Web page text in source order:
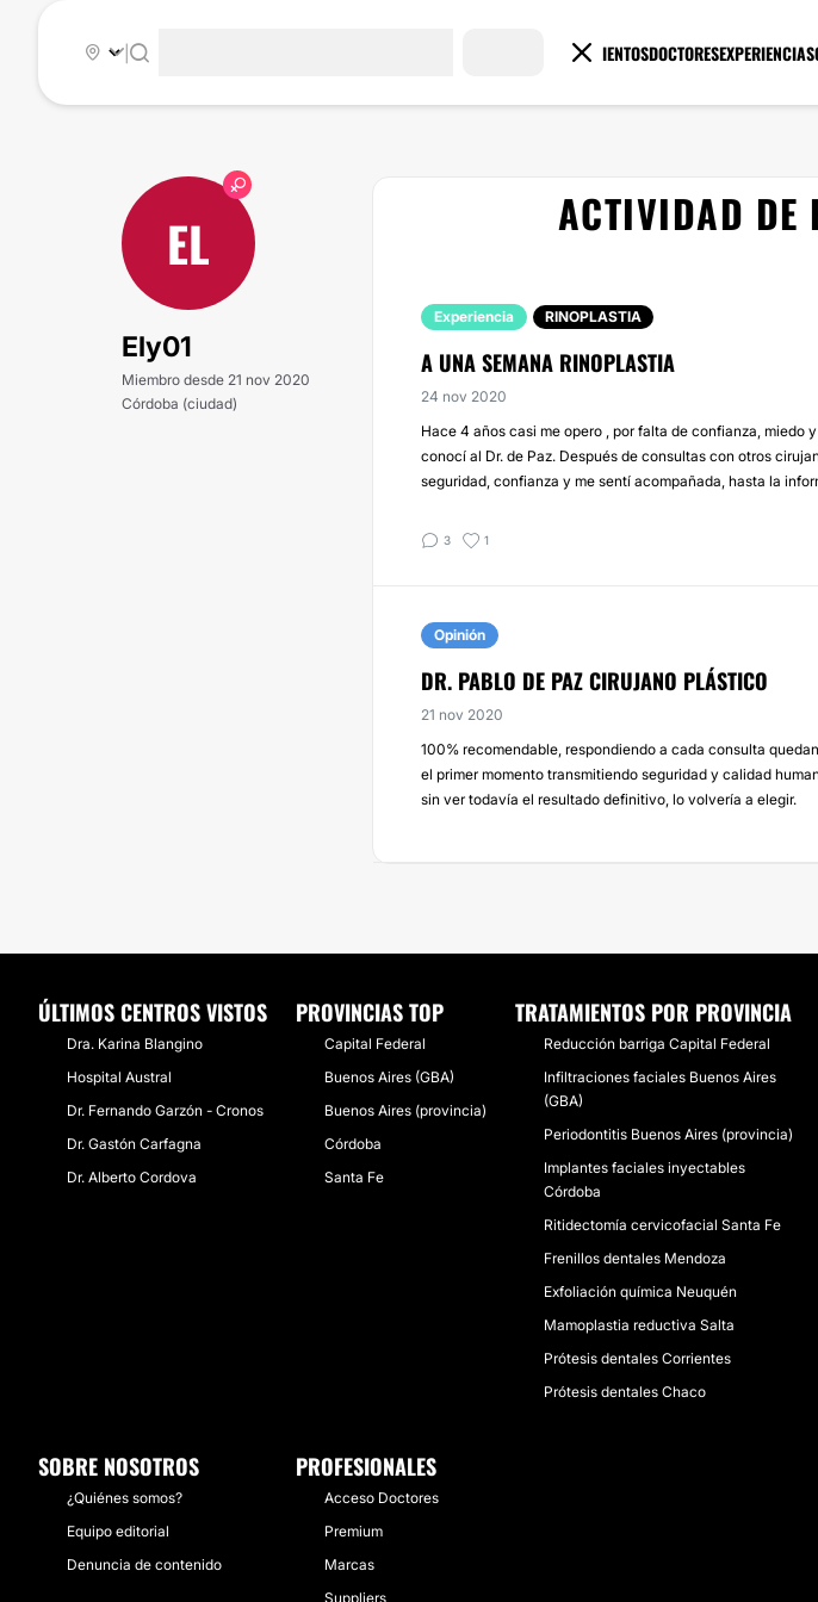
TRATAMIENTOSDOCTORESEXPERIENCIAS
|
EL
Ely01
Miembro desde 21 nov 2020
Córdoba (ciudad)
ACTIVIDAD DE
Experiencia RINOPLASTIA
A UNA SEMANA RINOPLASTIA
24 nov 2020
Hace 4 años casi me opero , por falta de confianza, miedo
conocí al Dr. de Paz. Después de consultas con otros
seguridad, confianza y me sentí acompañada, hasta la
3 1
Opinión
DR. PABLO DE PAZ CIRUJANO PLÁSTICO
21 nov 2020
100% recomendable, respondiendo a cada consulta
el primer momento transmitiendo seguridad y calidad
sin ver todavía el resultado definitivo, lo volvería a elegir.
ÚLTIMOS CENTROS VISTOS
Dra. Karina Blangino
Hospital Austral
Dr. Fernando Garzón - Cronos
Dr. Gastón Carfagna
Dr. Alberto Cordova
PROVINCIAS TOP
Capital Federal
Buenos Aires (GBA)
Buenos Aires (provincia)
Córdoba
Santa Fe
TRATAMIENTOS POR PROVINCIA
Reducción barriga Capital Federal
Infiltraciones faciales Buenos Aires
(GBA)
Periodontitis Buenos Aires (provincia)
Implantes faciales inyectables
Córdoba
Ritidectomía cervicofacial Santa Fe
Frenillos dentales Mendoza
Exfoliación química Neuquén
Mamoplastia reductiva Salta
Prótesis dentales Corrientes
Prótesis dentales Chaco
SOBRE NOSOTROS
¿Quiénes somos?
Equipo editorial
Denuncia de contenido
PROFESIONALES
Acceso Doctores
Premium
Marcas
Suppliers